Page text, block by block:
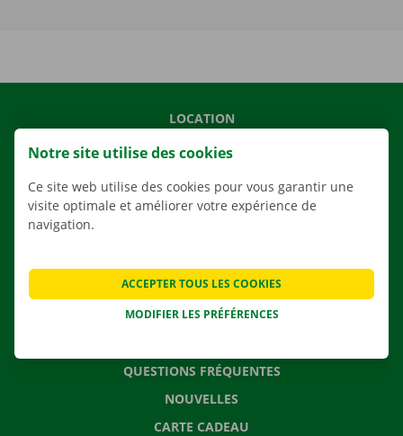
LOCATION
NOS VÉHICULES
AGENCES
QUESTIONS FRÉQUENTES
NOUVELLES
CARTE CADEAU
Notre site utilise des cookies
Ce site web utilise des cookies pour vous garantir une
visite optimale et améliorer votre expérience de
navigation.
MODIFIER LES PRÉFÉRENCES
ACCEPTER TOUS LES COOKIES